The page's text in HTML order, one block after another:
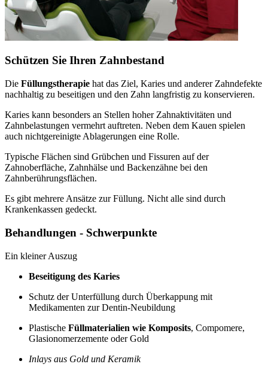
Schützen Sie Ihren Zahnbestand
Die Füllungstherapie hat das Ziel, Karies und anderer Zahndefekte
nachhaltig zu beseitigen und den Zahn langfristig zu konservieren.
Karies kann besonders an Stellen hoher Zahnaktivitäten und
Zahnbelastungen vermehrt auftreten. Neben dem Kauen spielen
auch nichtgereinigte Ablagerungen eine Rolle.
Typische Flächen sind Grübchen und Fissuren auf der
Zahnoberfläche, Zahnhälse und Backenzähne bei den
Zahnberührungsflächen.
Es gibt mehrere Ansätze zur Füllung. Nicht alle sind durch
Krankenkassen gedeckt.
Behandlungen - Schwerpunkte
Ein kleiner Auszug
Beseitigung des Karies
Schutz der Unterfüllung durch Überkappung mit
Medikamenten zur Dentin-Neubildung
Plastische Füllmaterialien wie Komposits, Compomere,
Glasionomerzemente oder Gold
Inlays aus Gold und Keramik